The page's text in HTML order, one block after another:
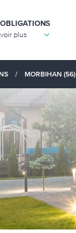
plus
/ MORBIHAN (56)